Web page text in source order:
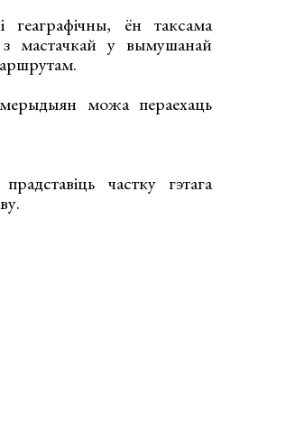
ён таксама
мастачкай у вымушанай
можа пераехаць
частку гэтага